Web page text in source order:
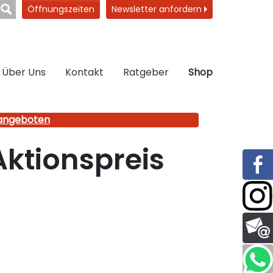
Öffnungszeiten Newsletter anfordern
Über Uns Kontakt Ratgeber Shop